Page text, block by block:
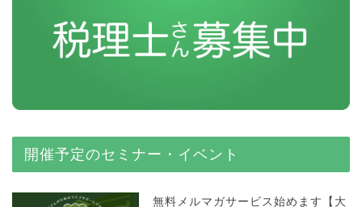
開催予定のセミナー・イベント
無料メルマガサービス始めます【大